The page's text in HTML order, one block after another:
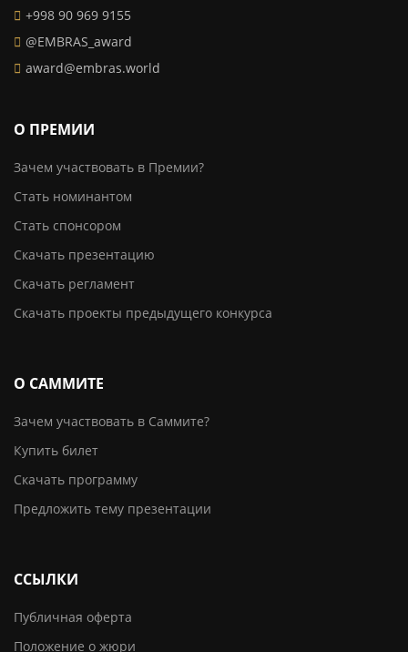
+998 90 969 9155
@EMBRAS_award
award@embras.world
О ПРЕМИИ
Зачем участвовать в Премии?
Стать номинантом
Стать спонсором
Скачать презентацию
Скачать регламент
Скачать проекты предыдущего конкурса
О САММИТЕ
Зачем участвовать в Саммите?
Купить билет
Скачать программу
Предложить тему презентации
ССЫЛКИ
Публичная оферта
Положение о жюри